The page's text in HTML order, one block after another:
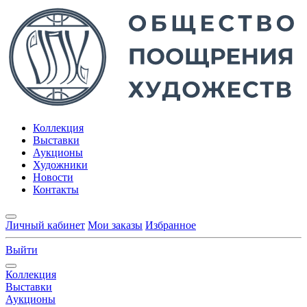
Коллекция
Выставки
Аукционы
Художники
Новости
Контакты
Личный кабинет Мои заказы Избранное
Выйти
Коллекция
Выставки
Аукционы